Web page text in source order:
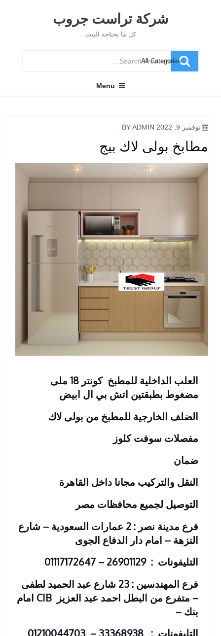
شركة تراست جروب
كل ما يحتاجه البيت
Search
for
Menu
POSTED
نوفمبر 9, 2022 ADMIN
مطابخ بولى لاك بيج
العلب الداخلية للمطبخ كونتر 18 ملى
مضغوط بطبقتين اتش بي ال ابيض
الضلف الخارجية للمطبخ من بولى لاك
مفصلات سوفت كلوز
ضمان
النقل والتركيب مجانا داخل القاهرة
التوصيل لجميع محافظات مصر
فرع مدينة نصر : 2 عمارات السعودية – شارع
النزهة – امام دار الدفاع الجوى
التليفونات : 26901129 – 01117172647
فرع المهندسين : 23 شارع عبد الحميد لطفى
– متفرع من البطل احمد عبد العزيز
CIB امام
بنك –
التليفونات : 33368938 – 01210044703